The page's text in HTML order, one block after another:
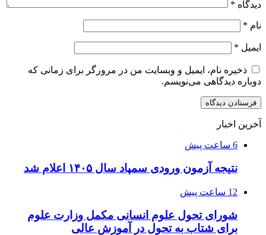
دیدگاه *
نام *
ایمیل *
ذخیره نام، ایمیل و وبسایت من در مرورگر برای زمانی که
دوباره دیدگاهی می‌نویسم.
آخرین اخبار
6 ساعت پیش
نتیجه آزمون ورودی سمپاد سال ۱۴۰۵ اعلام شد
12 ساعت پیش
شورای تحول علوم انسانی مکمل وزارت علوم
برای شتاب به تحول در آموزش عالی